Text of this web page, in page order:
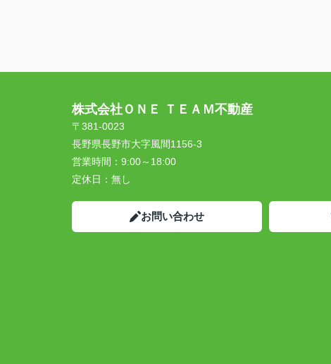
株式会社ＯＮＥ ＴＥＡＭ不動産
〒381-0023
長野県長野市大字風間1156-3
営業時間： 9:00～18:00
定休日： 無し
お問い合わせ